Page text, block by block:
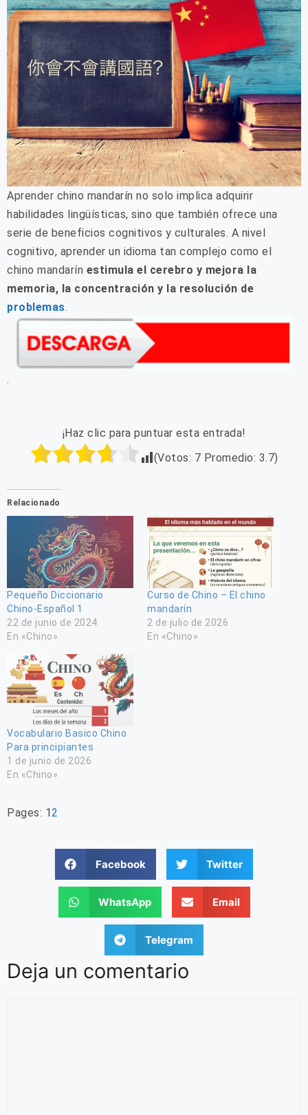
Aprender chino mandarín no solo implica adquirir
habilidades lingüísticas, sino que también ofrece una
serie de beneficios cognitivos y culturales. A nivel
cognitivo, aprender un idioma tan complejo como el
chino mandarín estimula el cerebro y mejora la
memoria, la concentración y la resolución de
problemas.
.
¡Haz clic para puntuar esta entrada!
(Votos: 7 Promedio: 3.7)
Relacionado
Pequeño Diccionario
Chino-Español 1
22 de junio de 2024
En «Chino»
Curso de Chino – El chino
mandarín
2 de julio de 2026
En «Chino»
Vocabulario Basico Chino
Para principiantes
1 de junio de 2026
En «Chino»
Pages: 12
Facebook Twitter
WhatsApp Email
Telegram
Deja un comentario